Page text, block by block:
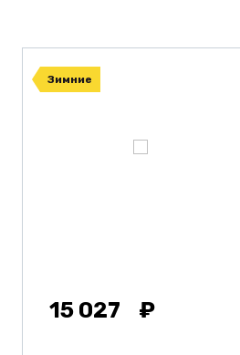
Зимние
15 027